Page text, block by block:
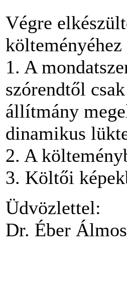
Végre
1. A
szórendtől
állítmány
dinamikus
2. A
3. Költői
Üdvözlettel:
Dr. Éber Álmos